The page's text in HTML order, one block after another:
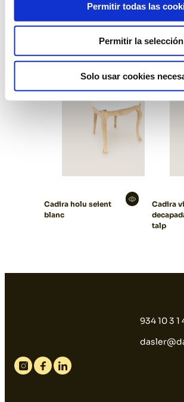
Permitir todas las
Permitir la selección
Solo usar cookies
Cadira holu seient
blanc
Cadira
talp
934 10 3 1
Instagram
FacebookLinkedin